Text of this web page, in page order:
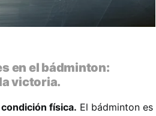
en el bádminton:
victoria.
física. El bádminton es